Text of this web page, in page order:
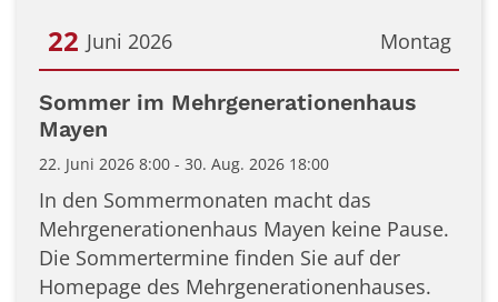
Montag
22 Juni 2026
Datum: 22. Juni 2026
Sommer im Mehrgenerationenhaus
Mayen
22. Juni 2026 8:00 - 30. Aug. 2026 18:00
In den Sommermonaten macht das
Mehrgenerationenhaus Mayen keine Pause.
Die Sommertermine finden Sie auf der
Homepage des Mehrgenerationenhauses.